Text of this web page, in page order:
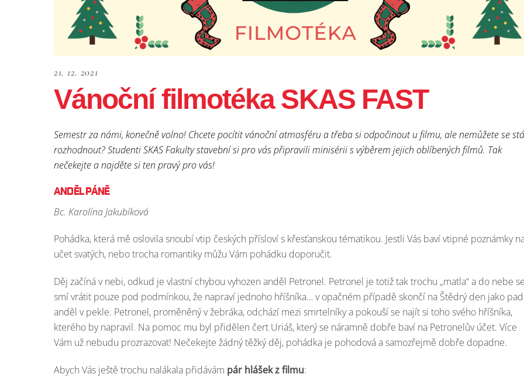
21. 12. 2021
Vánoční filmotéka SKAS FAST
Semestr za námi, konečně volno! Chcete pocítit vánoční atmosféru a třeba si odpočinout u filmu, ale nemůžete se
rozhodnout? Studenti SKAS Fakulty stavební si pro vás připravili minisérii s výběrem jejich oblíbených filmů. Tak
nečekejte a najděte si ten pravý pro vás!
ANDĚL PÁNĚ
Bc. Karolína Jakubíková
Pohádka, která mě oslovila snoubí vtip českých přísloví s křesťanskou tématikou. Jestli Vás baví vtipné poznámky
učet svatých, nebo trocha romantiky můžu Vám pohádku doporučit.
Děj začíná v nebi, odkud je vlastní chybou vyhozen anděl Petronel. Petronel je totiž tak trochu „matla“ a do nebe
smí vrátit pouze pod podmínkou, že napraví jednoho hříšníka… v opačném případě skončí na Štědrý den jako
anděl v pekle. Petronel, proměněný v žebráka, odchází mezi smrtelníky a pokouší se najít si toho svého hříšníka,
kterého by napravil. Na pomoc mu byl přidělen čert Uriáš, který se náramně dobře baví na Petronelův účet. Více
Vám už nebudu prozrazovat! Nečekejte žádný těžký děj, pohádka je pohodová a samozřejmě dobře dopadne.
Abych Vás ještě trochu nalákala přidávám pár hlášek z filmu: